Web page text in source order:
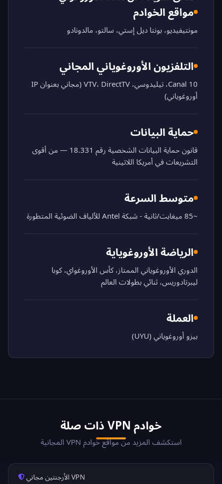
مواقع الخوادم
مونتيفيديو، بونتا ديل إستي، سالتو، مالدونادو
التلفزيون الأوروغوياني المجاني
Canal 10، تيليدوسي، VTV، DirectTV (مجاني بعنوان IP
أوروغوياني)
حماية البيانات
قانون حماية البيانات الشخصية رقم 18.331 — من أقوى
التشريعات في أمريكا اللاتينية
متوسط السرعة
~85 ميغابت/ثانية - شبكة Antel للألياف الضوئية المتطورة
الرياضة الأوروغوياية
الدوري الأوروغوياني الممتاز، كأس الأوروغواي، كوبا
ليبرتادوريس، ثنائي بطولات العالم
العملة
بيزو أوروغوياني (UYU)
خوادم VPN ذات صلة
استكشف المزيد من مواقع خوادم VPN المجانية
VPN الأرجنتين مجاني